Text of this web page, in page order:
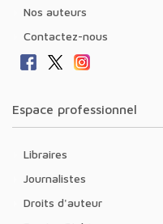
Nos auteurs
Contactez-nous
Espace professionnel
Libraires
Journalistes
Droits d'auteur